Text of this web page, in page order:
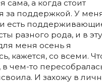
сама, а когда стоит
за поддержкой. У
есть
разного рода, и в эту
меня осень я
кажется, со всеми.
в чем-то
И захожу в